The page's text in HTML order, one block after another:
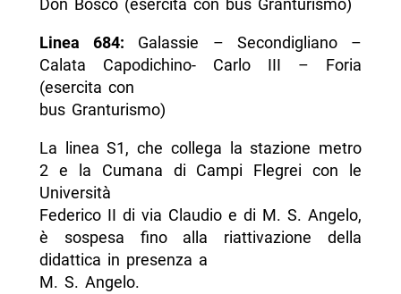
Don Bosco (esercita con bus Granturismo)
Linea 684: Galassie – Secondigliano –
Calata Capodichino- Carlo III – Foria
(esercita con
bus Granturismo)
La linea S1, che collega la stazione metro
2 e la Cumana di Campi Flegrei con le
Università
Federico II di via Claudio e di M. S. Angelo,
è sospesa fino alla riattivazione della
didattica in presenza a
M. S. Angelo.